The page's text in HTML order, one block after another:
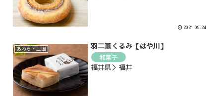
2021.09.24
あわら・三国 羽二重くるみ【はや川】
和菓子
福井県＞福井